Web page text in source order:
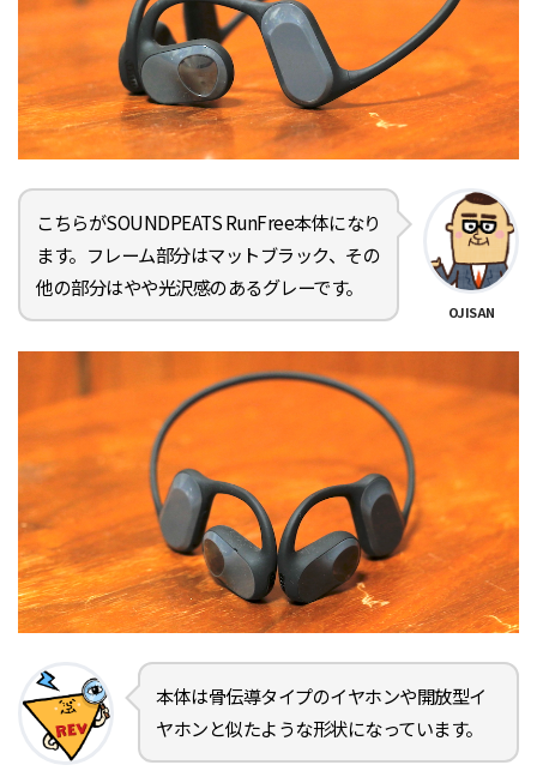
こちらがSOUNDPEATS RunFree本体になり
ます。フレーム部分はマットブラック、その
他の部分はやや光沢感のあるグレーです。
OJISAN
本体は骨伝導タイプのイヤホンや開放型イ
ヤホンと似たような形状になっています。